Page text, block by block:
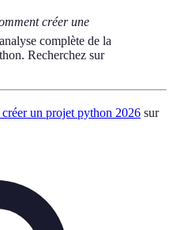
créer une
complète de la
Recherchez sur
un projet python 2026 sur